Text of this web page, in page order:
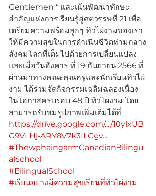
Gentlemen “ และเน้นพัฒนาทักษะ
สำคัญแห่งการเรียนรู้สู่ศตวรรษที่ 21 เพื่อ
เตรียมความพร้อมลูกๆ ทิวไผ่งามของเรา
ให้มีความสุขในการดำเนินชีวิตท่ามกลาง
สังคมโลกที่เต็มไปด้วยการเปลี่ยนแปลง
และเมื่อวันอังคาร ที่ 19 กันยายน 2566 ที่
ผ่านมาทางคณะคุณครูและนักเรียนทิวไผ่
งาม ได้ร่วมจัดกิจกรรมเฉลิมฉลองเนื่อง
ในโอกาสครบรอบ 48 ปี ทิวไผ่งาม โดย
สามารถรับชมรูปภาพเพิ่มเติมได้ที่
https://drive.google.com/.../10ylxUB
G9VLHj-ARY8V7K3ILCgv...
#ThewphaingarmCanadianBilingu
alSchool
#BilingualSchool
#เรียนอย่างมีความสุขเรียนที่ทิวไผ่งาม